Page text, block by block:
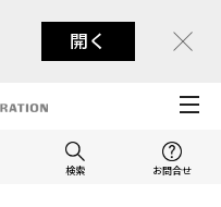
開く
検索 お問合せ